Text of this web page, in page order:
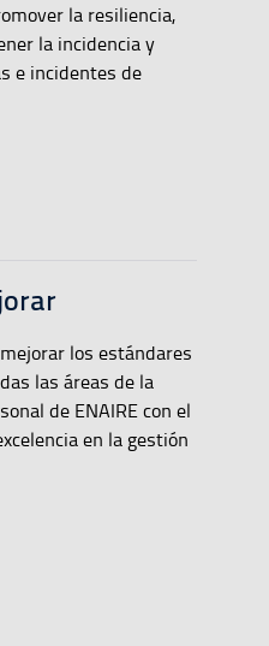
la resiliencia,
la incidencia y
e incidentes de
los estándares
las áreas de la
de ENAIRE con el
en la gestión